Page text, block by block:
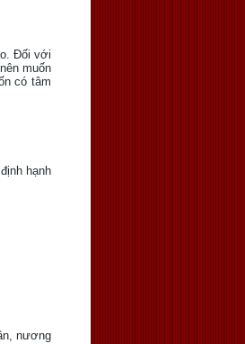
Ðối với
muốn
có tâm
hạnh
nương